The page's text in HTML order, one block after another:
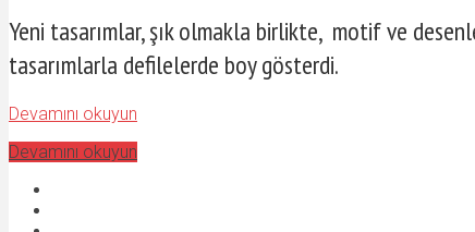
Yeni tasarımlar, şık olmakla birlikte, motif ve
tasarımlarla defilelerde boy gösterdi.
Devamını okuyun
Devamını okuyun